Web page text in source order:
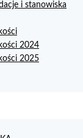
i stanowiska
2024
2025